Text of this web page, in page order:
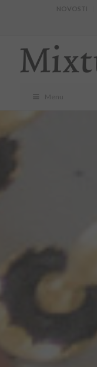
NOVOSTI